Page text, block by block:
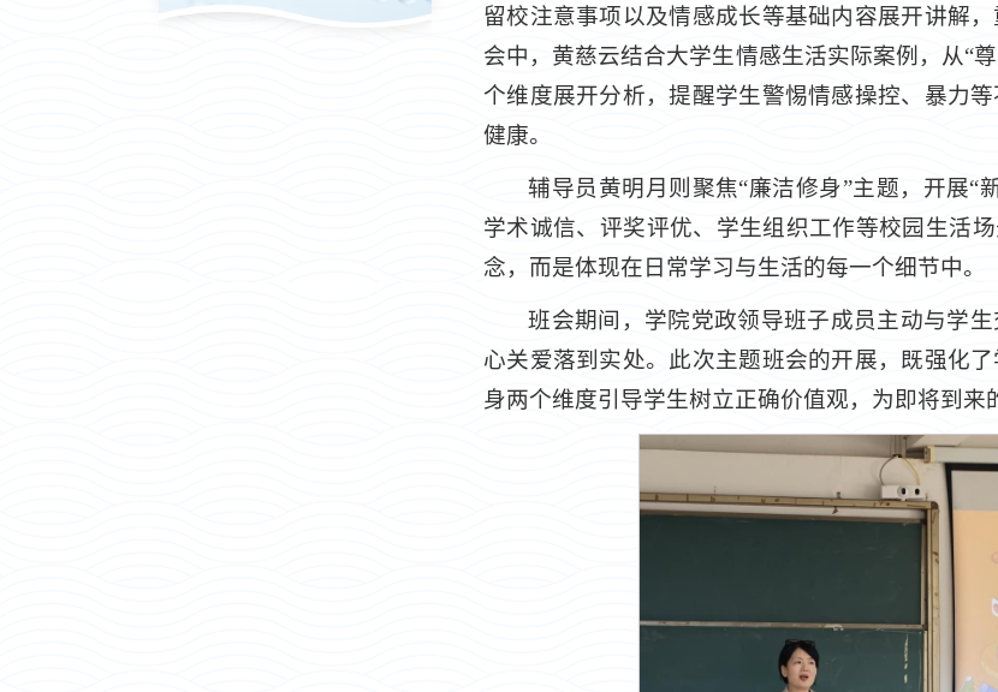
留校注意事项以及情感成长等基础内容展开讲解
会中，黄慈云结合大学生情感生活实际案例，从“
个维度展开分析，提醒学生警惕情感操控、暴力
健康。
辅导员黄明月则聚焦“廉洁修身”主题，开展“
学术诚信、评奖评优、学生组织工作等校园生活
念，而是体现在日常学习与生活的每一个细节中。
班会期间，学院党政领导班子成员主动与学
心关爱落到实处。此次主题班会的开展，既强化
身两个维度引导学生树立正确价值观，为即将到来